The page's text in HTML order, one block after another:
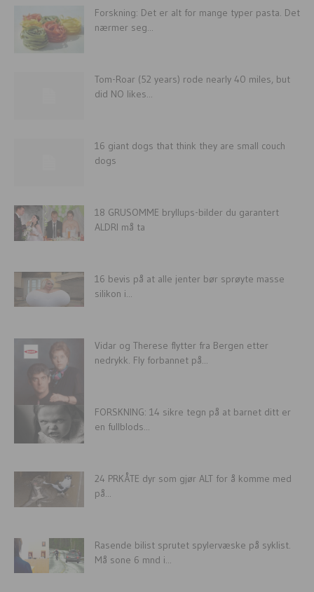
Forskning: Det er alt for mange typer pasta. Det
nærmer seg...
Tom-Roar (52 years) rode nearly 40 miles, but
did NO likes...
16 giant dogs that think they are small couch
dogs
18 GRUSOMME bryllups-bilder du garantert
ALDRI må ta
16 bevis på at alle jenter bør sprøyte masse
silikon i...
Vidar og Therese flytter fra Bergen etter
nedrykk. Fly forbannet på...
FORSKNING: 14 sikre tegn på at barnet ditt er
en fullblods...
24 PRKÅTE dyr som gjør ALT for å komme med
på...
Rasende bilist sprutet spylervæske på syklist.
Må sone 6 mnd i...